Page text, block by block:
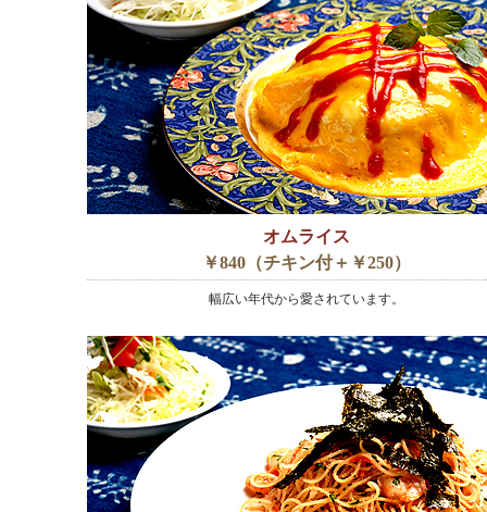
オムライス
￥840（チキン付＋￥250）
幅広い年代から愛されています。